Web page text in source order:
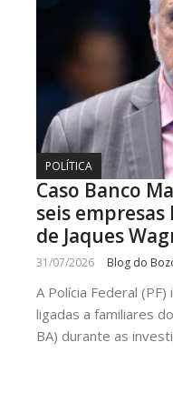
POLÍTICA
Caso Banco
seis
de Jaques
31/07/2026 Blog do
A Polícia Federal
ligadas a familiares
BA) durante as